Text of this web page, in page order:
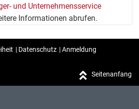
und Unternehmensservice
Informationen abrufen.
| Datenschutz |Anmeldung
Seitenanfang